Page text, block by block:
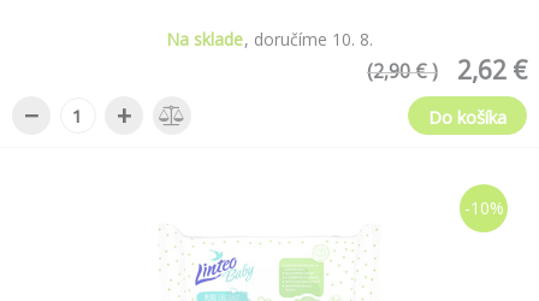
Na sklade doručíme 10. 8.
2,62 €
(2,90 € )
− + Do košíka
-10%